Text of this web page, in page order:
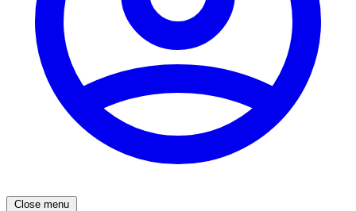
Close menu